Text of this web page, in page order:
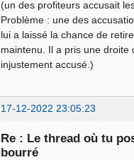
(un des profiteurs accusait
Problème : une des
lui a laissé la chance de
maintenu. Il a pris une droite
injustement accusé.)
17-12-2022 23:05:23
Re : Le thread où tu
bourré